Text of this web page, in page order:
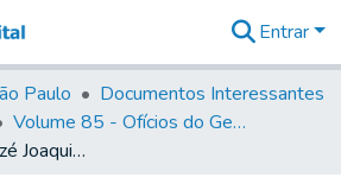
&
Coleções
Tudo na
Biblioteca
Entrar
Paulo
Documentos Interessantes
Volume 85 - Ofícios do General Francisco da Cunha Menezes (Governador da Capitania): 1782- 1786
Para o Tenente Jozé Joaquim de Toledo, em Araraytaguaba